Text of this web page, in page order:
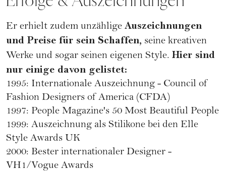
Er erhielt zudem unzählige Auszeichnungen
und Preise für sein Schaffen, seine kreativen
Werke und sogar seinen eigenen Style. Hier sind
nur einige davon gelistet:
1995: Internationale Auszeichnung - Council of
Fashion Designers of America (CFDA)
1997: People Magazine's 50 Most Beautiful People
1999: Auszeichnung als Stilikone bei den Elle
Style Awards UK
2000: Bester internationaler Designer -
VH1/Vogue Awards